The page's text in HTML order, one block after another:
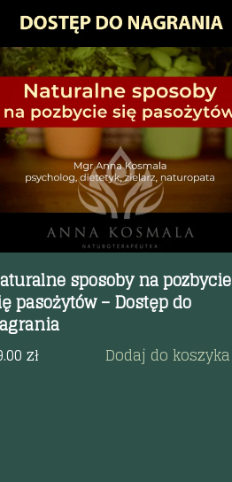
Szybki podgląd
sposoby na pozbycie
pasożytów – Dostęp do
zł Dodaj do koszyka